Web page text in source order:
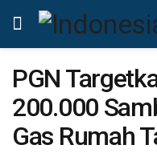
PGN
200.000
Gas Rumah